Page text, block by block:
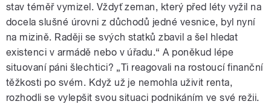
stav téměř vymizel. Vždyť zeman, který před léty vyžil na
docela slušné úrovni z důchodů jedné vesnice, byl nyní
na mizině. Raději se svých statků zbavil a šel hledat
existenci v armádě nebo v úřadu.“ A poněkud lépe
situovaní páni šlechtici? „Ti reagovali na rostoucí finanční
těžkosti po svém. Když už je nemohla uživit renta,
rozhodli se vylepšit svou situaci podnikáním ve své režii.